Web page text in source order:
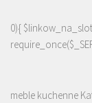
0){
meble kuchenne